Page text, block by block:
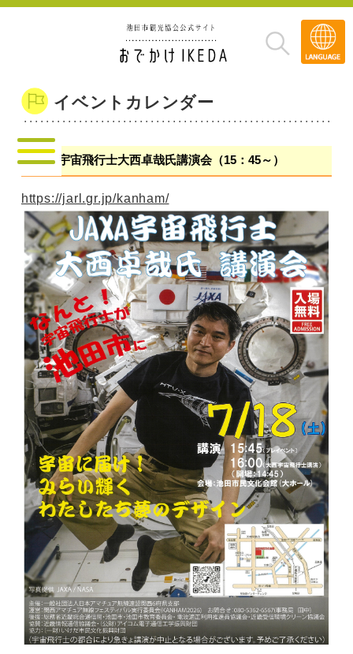
イベントカレンダー
JAXA宇宙飛行士大西卓哉氏講演会（15：45～）
https://jarl.gr.jp/kanham/
»